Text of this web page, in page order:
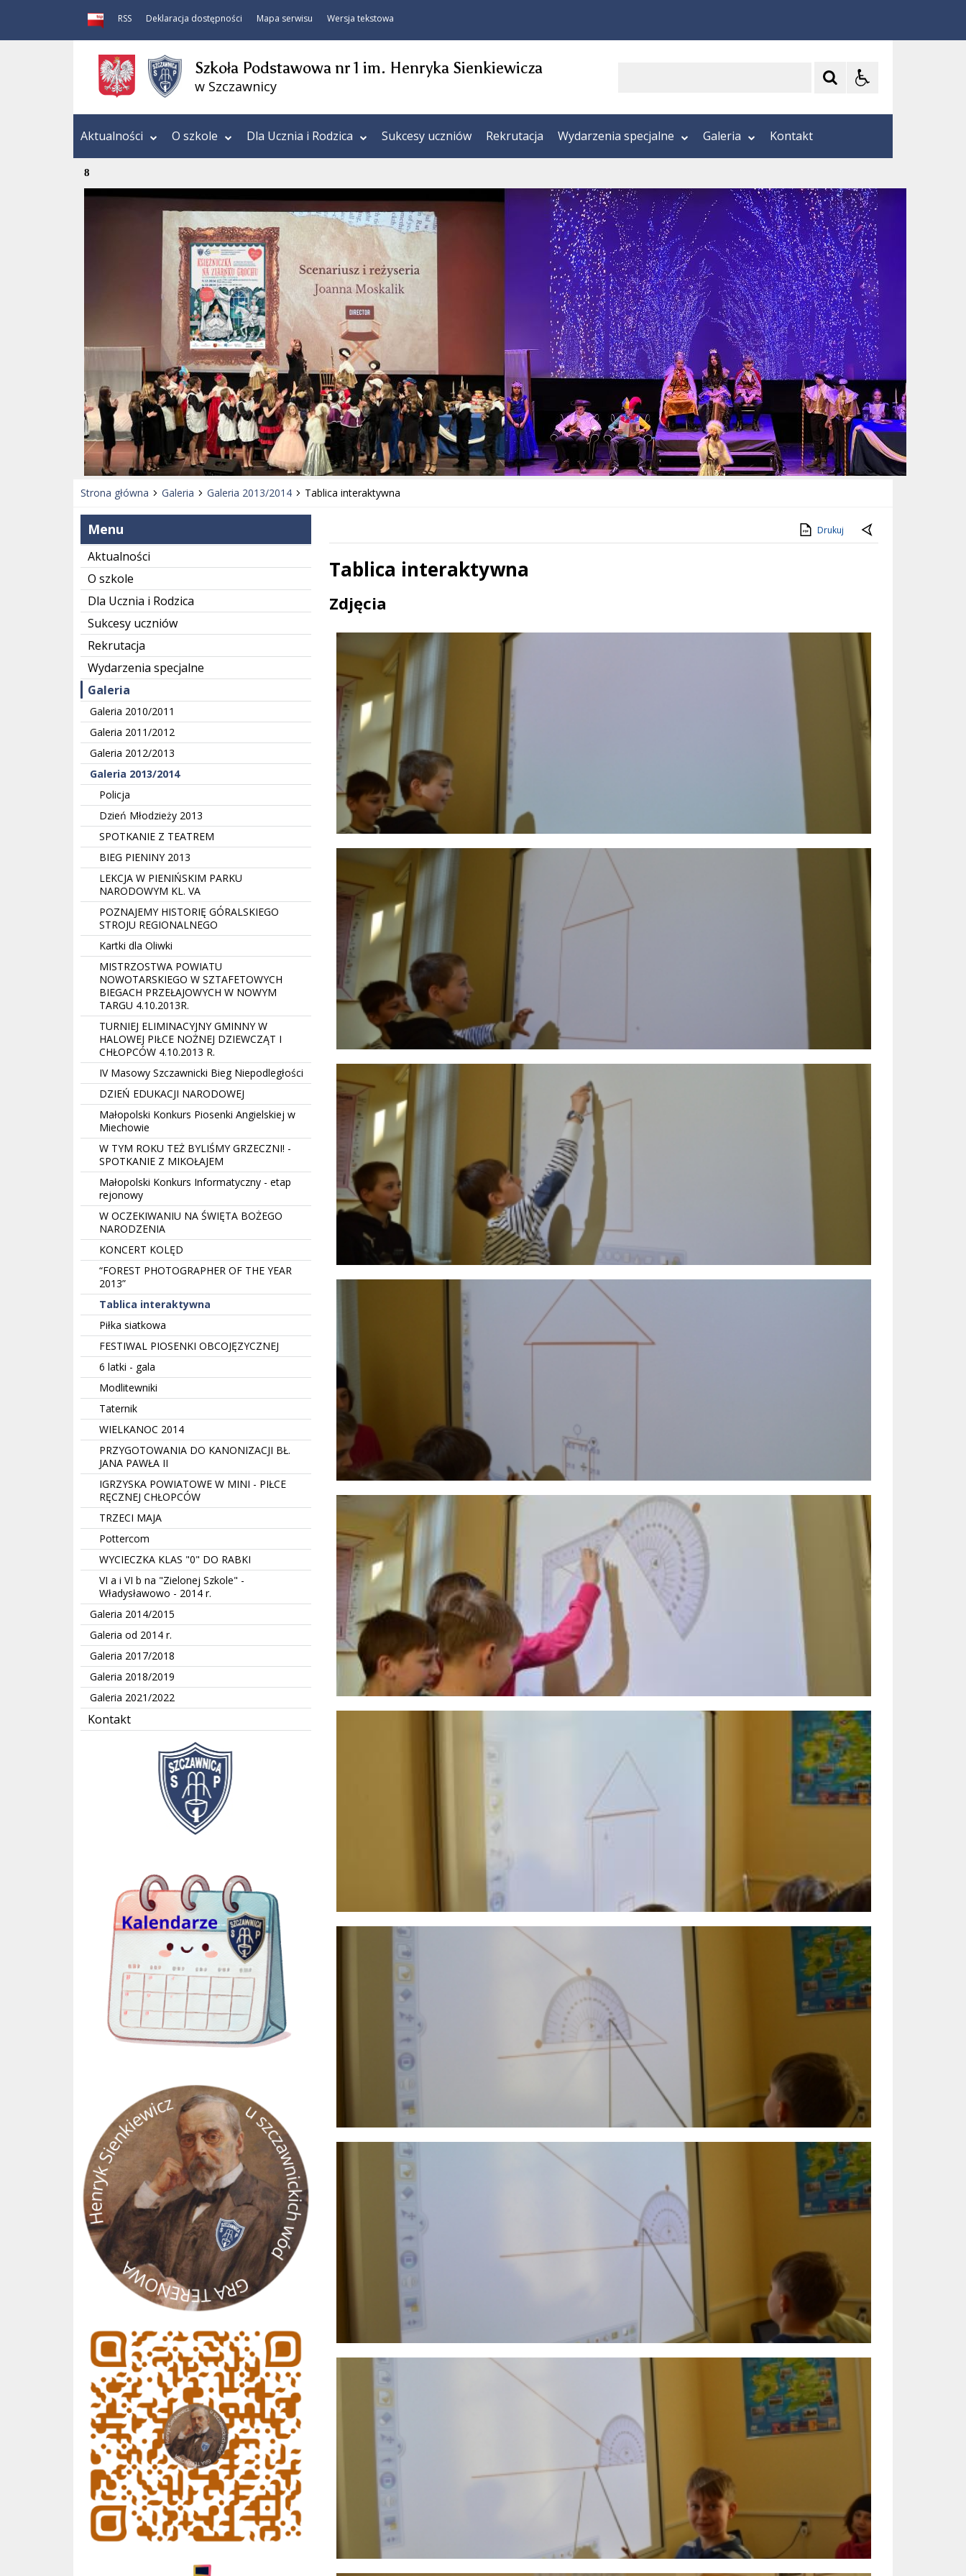
RSS Deklaracja dostępności Mapa serwisu Wersja tekstowa
Szkoła Podstawowa nr 1 im. Henryka Sienkiewicza
w Szczawnicy
Aktualności O szkole Dla Ucznia i Rodzica Sukcesy uczniów Rekrutacja Wydarzenia specjalne Galeria Kontakt
8
Strona główna Galeria Galeria 2013/2014 Tablica interaktywna
Menu
Aktualności
O szkole
Dla Ucznia i Rodzica
Sukcesy uczniów
Rekrutacja
Wydarzenia specjalne
Galeria
Galeria 2010/2011
Galeria 2011/2012
Galeria 2012/2013
Galeria 2013/2014
Policja
Dzień Młodzieży 2013
SPOTKANIE Z TEATREM
BIEG PIENINY 2013
LEKCJA W PIENIŃSKIM PARKU
NARODOWYM KL. VA
POZNAJEMY HISTORIĘ GÓRALSKIEGO
STROJU REGIONALNEGO
Kartki dla Oliwki
MISTRZOSTWA POWIATU
NOWOTARSKIEGO W SZTAFETOWYCH
BIEGACH PRZEŁAJOWYCH W NOWYM
TARGU 4.10.2013R.
TURNIEJ ELIMINACYJNY GMINNY W
HALOWEJ PIŁCE NOŻNEJ DZIEWCZĄT I
CHŁOPCÓW 4.10.2013 R.
IV Masowy Szczawnicki Bieg Niepodległości
DZIEŃ EDUKACJI NARODOWEJ
Małopolski Konkurs Piosenki Angielskiej w
Miechowie
W TYM ROKU TEŻ BYLIŚMY GRZECZNI! -
SPOTKANIE Z MIKOŁAJEM
Małopolski Konkurs Informatyczny - etap
rejonowy
W OCZEKIWANIU NA ŚWIĘTA BOŻEGO
NARODZENIA
KONCERT KOLĘD
“FOREST PHOTOGRAPHER OF THE YEAR
2013”
Tablica interaktywna
Piłka siatkowa
FESTIWAL PIOSENKI OBCOJĘZYCZNEJ
6 latki - gala
Modlitewniki
Taternik
WIELKANOC 2014
PRZYGOTOWANIA DO KANONIZACJI BŁ.
JANA PAWŁA II
IGRZYSKA POWIATOWE W MINI - PIŁCE
RĘCZNEJ CHŁOPCÓW
TRZECI MAJA
Pottercom
WYCIECZKA KLAS "0" DO RABKI
VI a i VI b na "Zielonej Szkole" -
Władysławowo - 2014 r.
Galeria 2014/2015
Galeria od 2014 r.
Galeria 2017/2018
Galeria 2018/2019
Galeria 2021/2022
Kontakt
Drukuj
Tablica interaktywna
Treść
Zdjęcia